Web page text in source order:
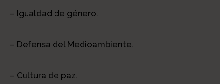
– Igualdad de género.
– Defensa del Medioambiente.
– Cultura de paz.